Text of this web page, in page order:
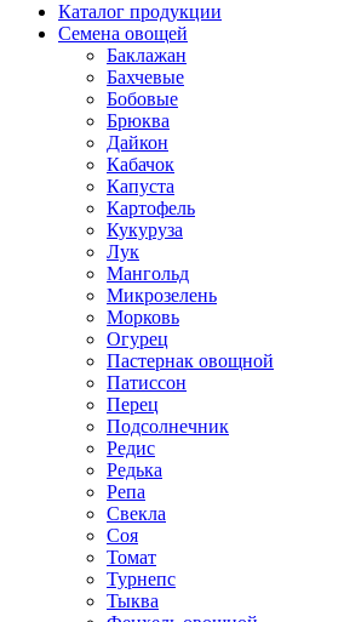
Каталог продукции
Семена овощей
Баклажан
Бахчевые
Бобовые
Брюква
Дайкон
Кабачок
Капуста
Картофель
Кукуруза
Лук
Мангольд
Микрозелень
Морковь
Огурец
Пастернак овощной
Патиссон
Перец
Подсолнечник
Редис
Редька
Репа
Свекла
Соя
Томат
Турнепс
Тыква